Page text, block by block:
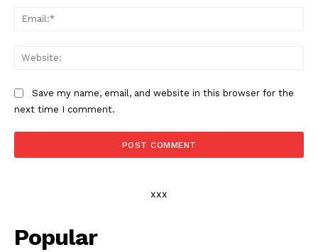
Save my name, email, and website in this browser for the
next time I comment.
xxx
Popular